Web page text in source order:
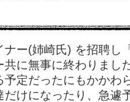
ナー(姉崎氏) を招聘し
共に無事に終わりま
予定だったにもかかわ
だけになったり、急遽